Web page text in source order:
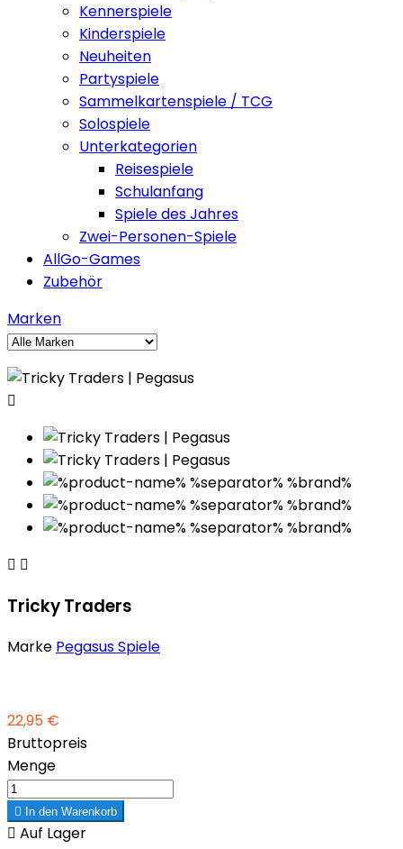
Kennerspiele
Kinderspiele
Neuheiten
Partyspiele
Sammelkartenspiele / TCG
Solospiele
Unterkategorien
Reisespiele
Schulanfang
Spiele des Jahres
Zwei-Personen-Spiele
AllGo-Games
Zubehör
Marken

 
Tricky Traders
Marke Pegasus Spiele
22,95 €
Bruttopreis
Menge
 In den Warenkorb
 Auf Lager